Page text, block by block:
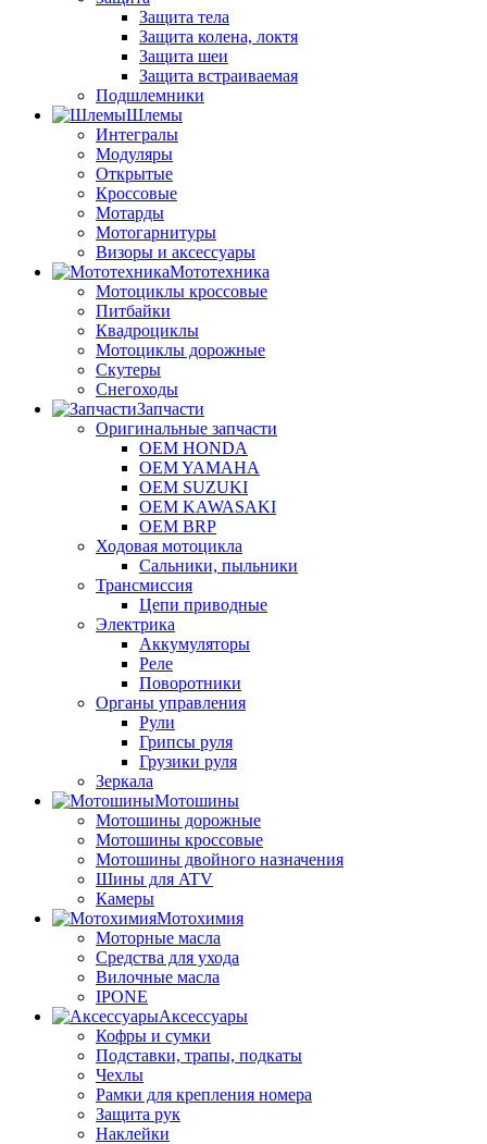
Защита тела
Защита колена, локтя
Защита шеи
Защита встраиваемая
Подшлемники
Шлемы
Интегралы
Модуляры
Открытые
Кроссовые
Мотарды
Мотогарнитуры
Визоры и аксессуары
Мототехника
Мотоциклы кроссовые
Питбайки
Квадроциклы
Мотоциклы дорожные
Скутеры
Снегоходы
Запчасти
Оригинальные запчасти
OEM HONDA
OEM YAMAHA
OEM SUZUKI
OEM KAWASAKI
OEM BRP
Ходовая мотоцикла
Сальники, пыльники
Трансмиссия
Цепи приводные
Электрика
Аккумуляторы
Реле
Поворотники
Органы управления
Рули
Грипсы руля
Грузики руля
Зеркала
Мотошины
Мотошины дорожные
Мотошины кроссовые
Мотошины двойного назначения
Шины для ATV
Камеры
Мотохимия
Моторные масла
Средства для ухода
Вилочные масла
IPONE
Аксессуары
Кофры и сумки
Подставки, трапы, подкаты
Чехлы
Рамки для крепления номера
Защита рук
Наклейки